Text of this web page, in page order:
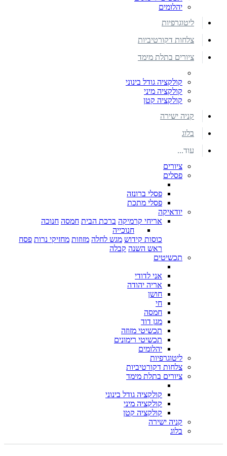
יהלומים
ליטוגרפיות
צלחות דקורטיביות
ציורים בתלת מימד
קולקציה גודל בינוני
קולקציה מיני
קולקציה קטן
קניה ישירה
בלוג
עוד...
ציורים
פסלים
פסלי ברונזה
פסלי מתכת
יודאיקה
אריחי קרמיקה ברכת הבית חמסה חנוכה
חנוכייה
כוסות קידוש מגש לחלה מזוזות מחזיקי נרות פסח
ראש השנה קבלה
תכשיטים
אני לדודי
אריה יהודה
חושן
חי
חמסה
מגן דוד
תכשיטי מזוזה
תכשיטי רימונים
יהלומים
ליטוגרפיות
צלחות דקורטיביות
ציורים בתלת מימד
קולקציה גודל בינוני
קולקציה מיני
קולקציה קטן
קניה ישירה
בלוג